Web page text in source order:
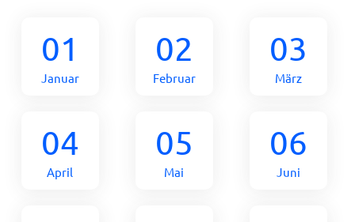
01
Januar
02
Februar
03
März
04
April
05
Mai
06
Juni